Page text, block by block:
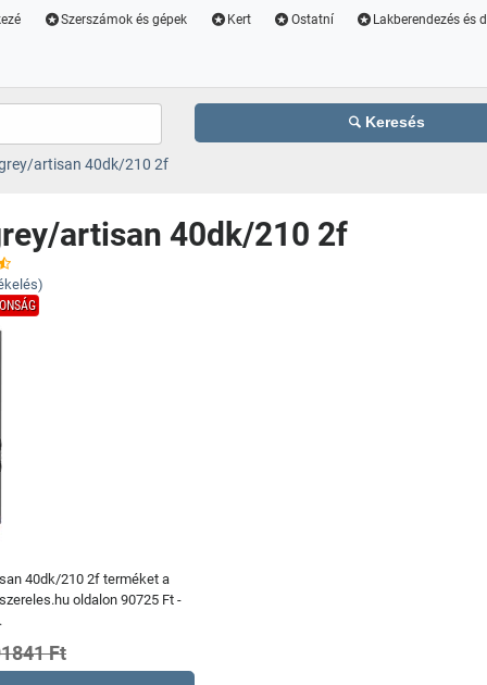
Szerszámok és gépek Kert Ostatní Lakberendezés és
Keresés
artisan 40dk/210 2f
artisan 40dk/210 2f
40dk/210 2f terméket a
oldalon 90725 Ft -
Ft